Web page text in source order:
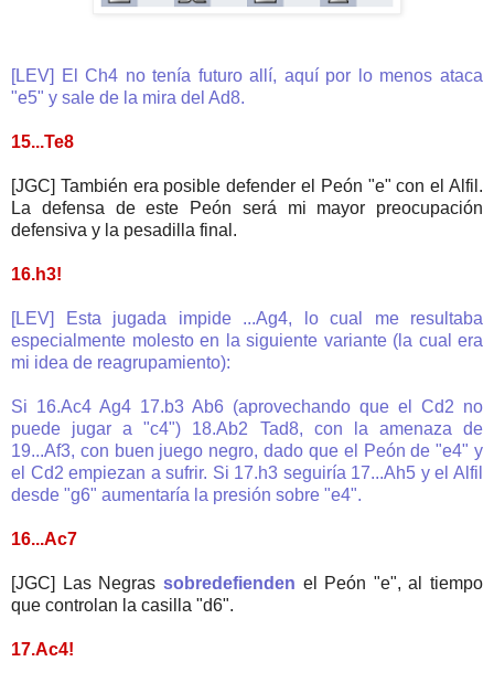
[LEV] El Ch4 no tenía futuro allí, aquí por lo menos ataca
"e5" y sale de la mira del Ad8.
15...Te8
[JGC] También era posible defender el Peón "e" con el Alfil.
La defensa de este Peón será mi mayor preocupación
defensiva y la pesadilla final.
16.h3!
[LEV] Esta jugada impide ...Ag4, lo cual me resultaba
especialmente molesto en la siguiente variante (la cual era
mi idea de reagrupamiento):
Si 16.Ac4 Ag4 17.b3 Ab6 (aprovechando que el Cd2 no
puede jugar a "c4") 18.Ab2 Tad8, con la amenaza de
19...Af3, con buen juego negro, dado que el Peón de "e4" y
el Cd2 empiezan a sufrir. Si 17.h3 seguiría 17...Ah5 y el Alfil
desde "g6" aumentaría la presión sobre "e4".
16...Ac7
[JGC] Las Negras sobredefienden el Peón "e", al tiempo
que controlan la casilla "d6".
17.Ac4!